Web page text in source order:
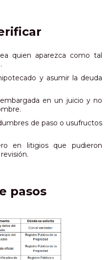
quien aparezca como tal
y asumir la deuda
en un juicio y no
de paso o usufructos
en litigios que pudieron
pasos